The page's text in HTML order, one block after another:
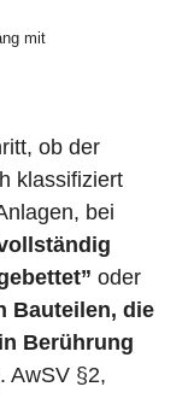
mit
ob der
klassifiziert
bei
oder
Bauteilen, die
Berührung
AwSV §2,